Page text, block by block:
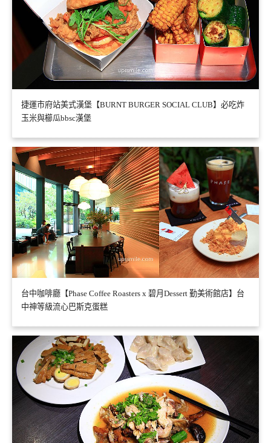
捷運市府站美式漢堡【BURNT BURGER SOCIAL CLUB】必吃炸
玉米與櫛瓜bbsc漢堡
台中咖啡廳【Phase Coffee Roasters x 碧月Dessert 勤美術館店】台
中神等級流心巴斯克蛋糕